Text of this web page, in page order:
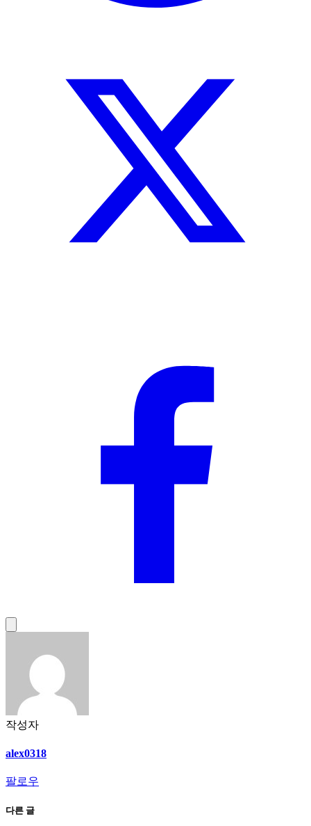
작성자
alex0318
팔로우
다른 글